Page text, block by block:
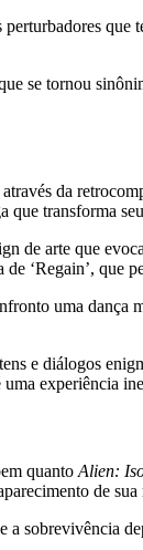
se tornou
da
transforma
de arte que
‘Regain’,
uma
e diálogos
uma experiência
quanto Alien:
de sua
a